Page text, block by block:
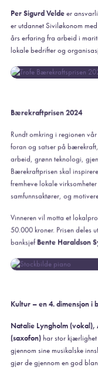
Per Sigurd Veldeer
er utdannet Siviløkonom
års erfaring fra arbeid i
lokale bedrifter og
Bærekraftprisen 2024
Rundt omkring i regionen
foran og satser på
arbeid, grønn teknologi,
Bærekraftprisen skal
fremheve lokale
samfunnsaktører, og
Vinneren vil motta et
50.000 kroner. Prisen deles
banksjef Bente Haraldson
Kultur – en 4. dimensjon i
Natalie Lyngholm (vokal),
(saxofon) har stor
gjennom sine musikalske
gjør de gjennom en god